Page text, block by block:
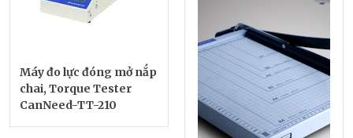
Máy đo lực đóng mở nắp
chai, Torque Tester
CanNeed-TT-210